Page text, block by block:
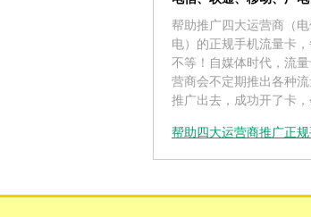
帮助推广四大运营商（
电）的正规手机流量卡
不等！自媒体时代，流
营商会不定期推出各种
推广出去，成功开了卡，
帮助四大运营商推广正